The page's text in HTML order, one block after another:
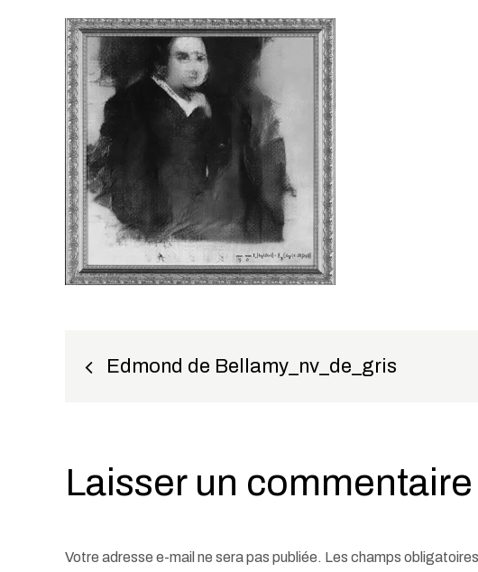
on
Navigation
l’article
Edmond de Bellamy_nv_de_gris
Laisser un commentaire
Votre adresse e-mail ne sera pas publiée. Les champs